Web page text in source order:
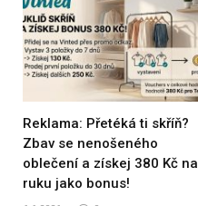
Reklama: Přetéká ti skříň?
Zbav se nenošeného
oblečení a získej 380 Kč na
ruku jako bonus!